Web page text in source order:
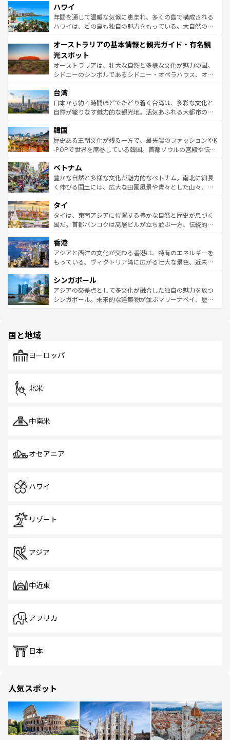
着のスイス情報は
のような巨大都市は、観光、ショッピング、エンターテイ
ンメントが詰まった刺激的なスポットだ。一方、アメリカ
西部には大自然が広がり、グランドキャニオンやイエロー
部のニューオーリンズでは、音楽と美食が融合した独特の
文化が魅力。旅行者はアメリカの各地域で異なる魅力を楽
しみながら、その多様性と豊かな歴史を感じることができ
るだろう。車でのロードトリップや列車の旅も、アメリカ
情報は
ハワイ
年間を通じて温暖な気候に恵まれ、多くの島で構成される
ハワイは、どの島も独自の魅力をもっている。大自然の神
ワイ島は見逃せない。また、定番の観光地といえばオアフ
島だが、静かな自然を求めるならマウイ島やカウアイ島が
おすすめ。エメラルドグリーンに輝く海をはじめ、豊かな
文化や歴史が息づいている。「アロハスピリット」と呼ば
人々、おいしいローカルフードやハワイアンミュージッ
ク、伝統的なフラダンスなど、すべてがハワイの魅力を彩
っている。訪れるたびに新しい発見と感動が待っているハ
はコンテンツ一覧
オーストラリアの基本情報と観光ガイド・有名観
光スポット
オーストラリアは、壮大な自然と多様な文化が魅力の国。
シドニーのシンボルであるシドニー・オペラハウス、オー
リアリーフや大陸中央部にそびえるウルル（エアーズロッ
ク）、タスマニアの美しい原生林やケアンズの熱帯雨林な
ど、見どころがたくさん。また、カフェやワイン、オージ
いる。アクティビティも充実しており、サーフィンやダイ
ビング、ハイキングなど、アウトドア好きにはたまらな
い。オーストラリアの多彩な魅力を存分に味わいつくそ
参照してほしい。
台湾
日本から約４時間ほどでたどり着く台湾は、多彩な文化と
自然が織りなす魅力的な観光地。活気あふれる大都市の台
ン）、静ひつな山岳地帯である台湾東部など、都市の喧騒
と山間の静けさが共存しており、訪れる人に新しい発見と
驚きをもたらしてくれる。また、奥深い台湾の食文化も魅
容にもいいと評判のスイーツなど、バラエティ豊かな料理
が味わえる。 なお、新着の台湾情報は コンテンツ一覧を参
照してほしい。
韓国
歴史ある王朝文化が残る一方で、最先端のファッションやK
-POPで世界を席巻している韓国。首都ソウルの宮殿や伝統
き、地方に足を延ばせば四季折々の自然美を楽しむことが
できる。そして、キムチや焼肉、絶品のストリートフード
まで、さまざまな韓国料理が待っている。夜には、韓国な
リティに包まれながら、韓国の多彩な魅力を心ゆくまで味
わってみてほしい。 なお、新着の韓国情報はコンテンツ一
覧を参照してほしい。
ベトナム
豊かな自然と多様な文化が魅力的なベトナム。南北に細長
く伸びる国土には、広大な田園風景や青々とした山々、世
急速な発展と共に伝統が息づく。ハノイの古い町並みやホ
ーチミン市のフランス統治時代の建物も、独特の雰囲気を
醸し出している。また、バラエティの豊かさとおいしさで
とつ。フォーやバインミー、ベトナムコーヒーなどは、ぜ
ひ現地で味わいたい。どの地域を訪れてもあたたかい人々
が旅行者を迎えてくれるので、きっと忘れられない旅にな
参照してほしい。
タイ
タイは、東南アジアに位置する豊かな自然と歴史が息づく
国だ。首都バンコクは高層ビルが立ち並ぶ一方、伝統的な
の活気が交差している。北部ではチェンマイなどの山岳地
帯で自然と触れ合い、南部ではプーケットやクラビの美し
いビーチでリゾート気分を楽しむことができる。タイ料理
激する。気候は一年中温暖で、どの季節にも異なる楽しみ
が待っている。親しみやすいタイの人々、仏教を中心とし
た文化、そして多様な観光資源が、訪れる旅人を魅了し続
香港
アジアと西洋の文化が交わる香港は、特有のエネルギーを
もっている。ヴィクトリア湾に広がる壮大な景色、近未来
み、どこを訪れても感動するはず。観光スポットが密集し
ており、効率よく見どころを回れるのも魅力。息をのむよ
うな絶景から文化的な体験まで、香港を存分に楽しみ尽く
シンガポール
アジアの交差点として多文化が融合した独自の魅力を放つ
シンガポール。未来的な建築物が並ぶマリーナベイ、歴史
で、ホーカーズは地元の風情を楽しめる外せないスポット
国と地域
ヨーロッパ
北米
中南米
オセアニア
ハワイ
リゾート
アジア
中近東
アフリカ
日本
人気スポット